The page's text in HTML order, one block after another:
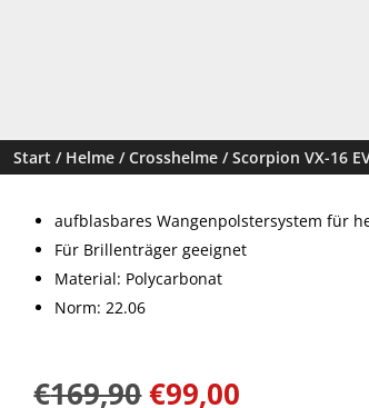
Start / Helme /Crosshelme / Scorpion VX-16
aufblasbares Wangenpolstersystem für
Für Brillenträger geeignet
Material: Polycarbonat
Norm: 22.06
€169,90€99,00